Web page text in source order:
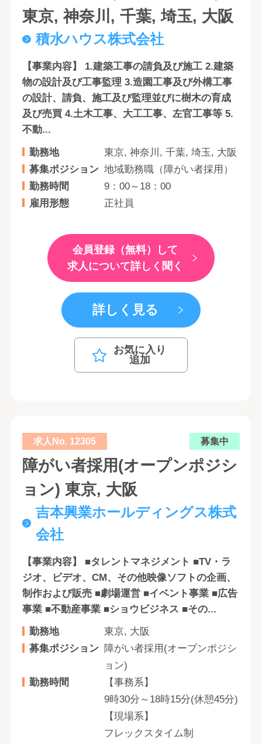
東京, 神奈川, 千葉, 埼玉, 大阪
積水ハウス株式会社
【事業内容】 1.建築工事の請負及び施工 2.建築
物の設計及び工事監理 3.造園工事及び外構工事
の設計、請負、施工及び監理並びに樹木の育成
及び売買 4.土木工事、大工工事、左官工事等 5.
不動...
勤務地
東京, 神奈川, 千葉, 埼玉, 大阪
募集ポジション 地域勤務職（障がい者採用）
勤務時間
9：00～18：00
雇用形態
正社員
会員登録（無料）して
求人について詳しく聞く
詳しく見る
お気に入り
追加
求人No. 12305 募集中
障がい者採用(オープンポジシ
ョン) 東京, 大阪
吉本興業ホールディングス株式
会社
【事業内容】 ■タレントマネジメント ■TV・ラ
ジオ、ビデオ、CM、その他映像ソフトの企画、
制作および販売 ■劇場運営 ■イベント事業 ■広告
事業 ■不動産事業 ■ショウビジネス ■その...
勤務地
東京, 大阪
募集ポジション 障がい者採用(オープンポジシ
ョン)
勤務時間
【事務系】
9時30分～18時15分(休憩45分)
【現場系】
フレックスタイム制